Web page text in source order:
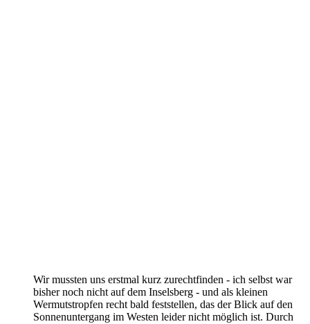
Wir mussten uns erstmal kurz zurechtfinden - ich selbst war
bisher noch nicht auf dem Inselsberg - und als kleinen
Wermutstropfen recht bald feststellen, das der Blick auf den
Sonnenuntergang im Westen leider nicht möglich ist. Durch